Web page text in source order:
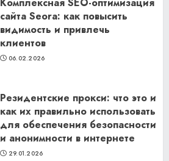
сайта Seora: как повысить
видимость и привлечь
клиентов
06.02.2026
Резидентские прокси: что это и
как их правильно использовать
для обеспечения безопасности
и анонимности в интернете
29.01.2026